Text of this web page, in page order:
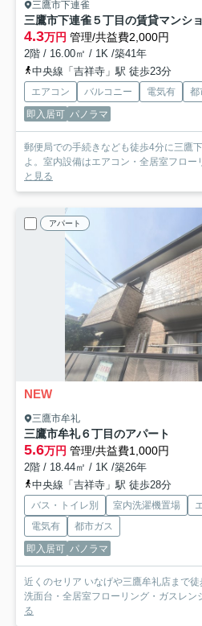
三鷹市下連雀
三鷹市下連雀５丁目の賃貸マンシ
4.3万円 管理/共益費2,000円
2階 / 16.00㎡ / 1K /築41年
中央線「吉祥寺」駅 徒歩23分
エアコン バルコニー 電気有 都
即入居可 パノラマ
郵便局での手続きなども徒歩4分に三鷹
よ。室内設備はエアコン・全居室フロー
と見る
アパート
NEW
三鷹市牟礼
三鷹市牟礼６丁目のアパート
5.6万円 管理/共益費1,000円
2階 / 18.44㎡ / 1K /築26年
中央線「吉祥寺」駅 徒歩28分
バス・トイレ別 室内洗濯機置場
電気有
都市ガス
即入居可 パノラマ
近くのセリア いなげや三鷹牟礼店まで
洗面台・全居室フローリング・ガスレン
る